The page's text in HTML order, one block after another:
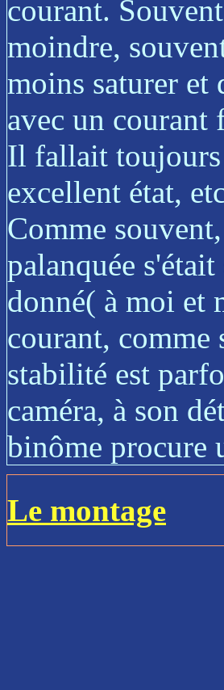
courant.
moindre,
moins saturer et
avec un courant
Il fallait toujours
excellent état,
Comme
palanquée
donné( à moi et
courant, comme
stabilité est
caméra, à son
binôme procure
Le montage